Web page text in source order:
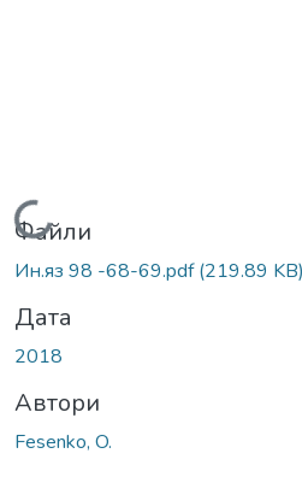
Вантажиться...
Файли
Ин.яз 98 -68-69.pdf(219.89 KB)
Дата
2018
Автори
Fesenko, O.